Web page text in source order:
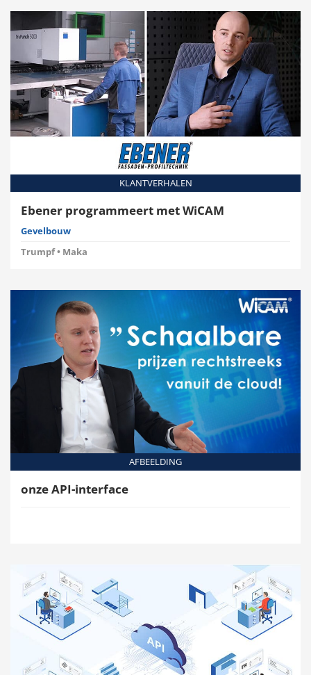
KLANTVERHALEN
Ebener programmeert met WiCAM
Gevelbouw
Trumpf • Maka
AFBEELDING
onze API-interface